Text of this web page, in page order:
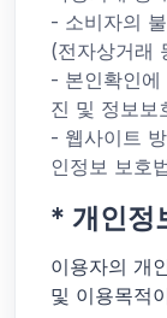
- 소비자의
(전자상거래
- 본인확인
진 및 정보보
- 웹사이트
인정보 보호
* 개인정
이용자의 개
및 이용목적